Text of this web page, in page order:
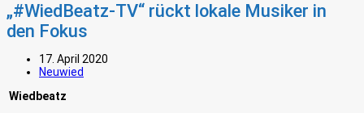
„#WiedBeatz-TV“ rückt lokale Musiker in
den Fokus
17. April 2020
Neuwied
Wiedbeatz